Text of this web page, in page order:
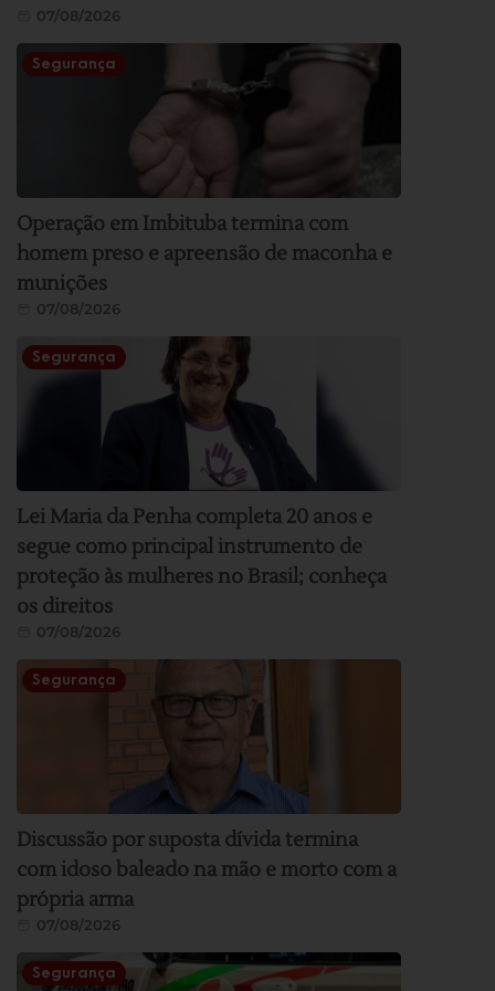
07/08/2026
Segurança
Operação em Imbituba termina com
homem preso e apreensão de maconha e
munições
07/08/2026
Segurança
Lei Maria da Penha completa 20 anos e
segue como principal instrumento de
proteção às mulheres no Brasil; conheça
os direitos
07/08/2026
Segurança
Discussão por suposta dívida termina
com idoso baleado na mão e morto com a
própria arma
07/08/2026
Segurança